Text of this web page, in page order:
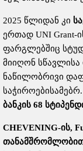
2025 წლიდან კი
ერთად UNI
ფარგლებშიც
მიიღონ
ნაწილობრივი
ბანკის 68
CHEVENING-ის,